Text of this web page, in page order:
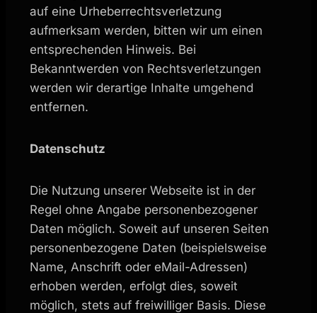
auf eine Urheberrechtsverletzung
aufmerksam werden, bitten wir um einen
entsprechenden Hinweis. Bei
Bekanntwerden von Rechtsverletzungen
werden wir derartige Inhalte umgehend
entfernen.
Datenschutz
Die Nutzung unserer Webseite ist in der
Regel ohne Angabe personenbezogener
Daten möglich. Soweit auf unseren Seiten
personenbezogene Daten (beispielsweise
Name, Anschrift oder eMail-Adressen)
erhoben werden, erfolgt dies, soweit
möglich, stets auf freiwilliger Basis. Diese